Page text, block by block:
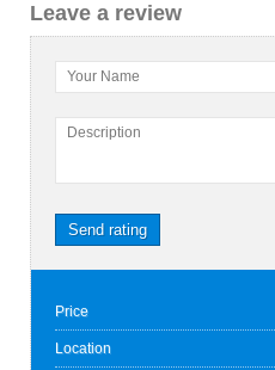
Leave a review
Your Name
Description
Send rating
Price
Location